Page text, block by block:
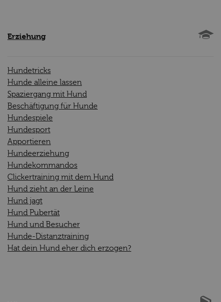
Erziehung
Hundetricks
Hunde alleine lassen
Spaziergang mit Hund
Beschäftigung für Hunde
Hundespiele
Hundesport
Apportieren
Hundeerziehung
Hundekommandos
Clickertraining mit dem Hund
Hund zieht an der Leine
Hund jagt
Hund Pubertät
Hund und Besucher
Hunde-Distanztraining
Hat dein Hund eher dich erzogen?